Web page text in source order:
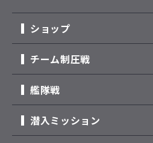
ショップ
チーム制圧戦
艦隊戦
潜入ミッション